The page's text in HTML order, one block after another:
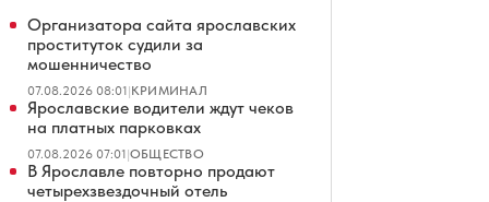
Организатора сайта ярославских
проституток судили за
мошенничество
07.08.2026 08:01|КРИМИНАЛ
Ярославские водители ждут чеков
на платных парковках
07.08.2026 07:01|ОБЩЕСТВО
В Ярославле повторно продают
четырехзвездочный отель